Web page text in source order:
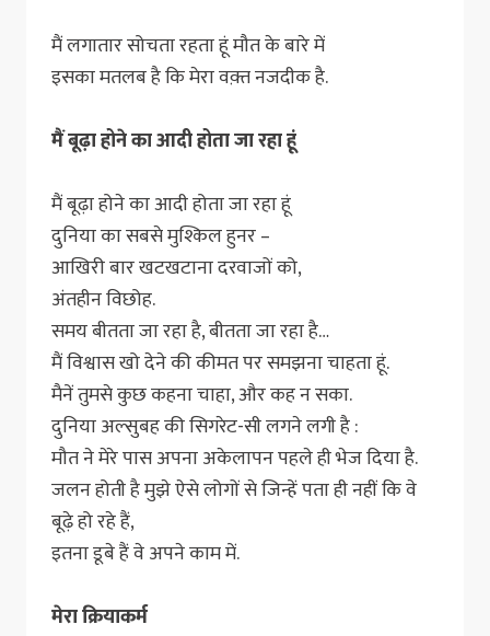
मैं लगातार सोचता रहता हूं मौत के बारे में
इसका मतलब है कि मेरा वक़्त नजदीक है.
मैं बूढ़ा होने का आदी होता जा रहा हूं
मैं बूढ़ा होने का आदी होता जा रहा हूं
दुनिया का सबसे मुश्किल हुनर –
आखिरी बार खटखटाना दरवाजों को,
अंतहीन विछोह.
समय बीतता जा रहा है, बीतता जा रहा है…
मैं विश्वास खो देने की कीमत पर समझना चाहता हूं.
मैनें तुमसे कुछ कहना चाहा, और कह न सका.
दुनिया अल्सुबह की सिगरेट-सी लगने लगी है :
मौत ने मेरे पास अपना अकेलापन पहले ही भेज दिया है.
जलन होती है मुझे ऐसे लोगों से जिन्हें पता ही नहीं कि वे
बूढ़े हो रहे हैं,
इतना डूबे हैं वे अपने काम में.
मेरा क्रियाकर्म